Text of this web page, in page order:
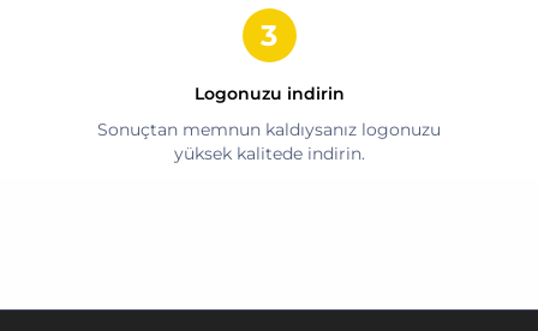
Logonuzu indirin
Sonuçtan memnun kaldıysanız logonuzu
yüksek kalitede indirin.